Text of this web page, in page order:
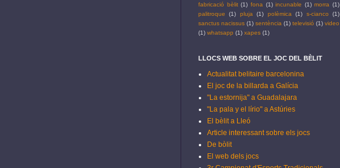
fabricació bèlit (1) fona (1) incunable (1) morra (1)
palitroque
(1) pluja (1) polèmica (1) s-cianco
(1)
sanctus nacissus (1) sentència (1) televisió (1) video
(1) whatsapp (1) xapes (1)
LLOCS WEB SOBRE EL JOC DEL BÈLIT
Actualitat belitaire barcelonina
El joc de la billarda a Galícia
"La estornija" a Guadalajara
"La pala y el lírio" a Astúries
El bèlit a Lleó
Article interessant sobre els jocs
De bòlit
El web dels jocs